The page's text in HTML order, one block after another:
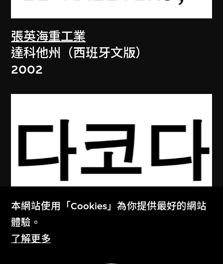
張英海重工業
達科他州（西班牙文版）
2002
張英海重工業
達科他州（韓文版）
本網站使用「Cookies」為你提供最好的網站
體驗。
了解更多